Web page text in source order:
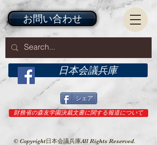
日本会議兵庫
© Copyright日本会議兵庫All Rights Reserved.
シェア
お問い合わせ
財務省の森友学園決裁文書に関する報道について